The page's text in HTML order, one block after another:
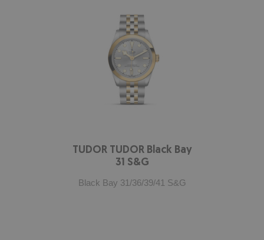
TUDOR TUDOR Black Bay
31 S&G
Black Bay 31/36/39/41 S&G